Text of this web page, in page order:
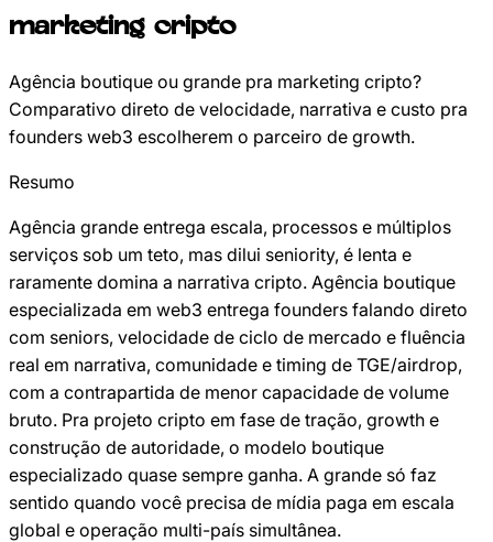
marketing cripto
Agência boutique ou grande pra marketing cripto?
Comparativo direto de velocidade, narrativa e custo pra
founders web3 escolherem o parceiro de growth.
Resumo
Agência grande entrega escala, processos e múltiplos
serviços sob um teto, mas dilui seniority, é lenta e
raramente domina a narrativa cripto. Agência boutique
especializada em web3 entrega founders falando direto
com seniors, velocidade de ciclo de mercado e fluência
real em narrativa, comunidade e timing de TGE/airdrop,
com a contrapartida de menor capacidade de volume
bruto. Pra projeto cripto em fase de tração, growth e
construção de autoridade, o modelo boutique
especializado quase sempre ganha. A grande só faz
sentido quando você precisa de mídia paga em escala
global e operação multi-país simultânea.